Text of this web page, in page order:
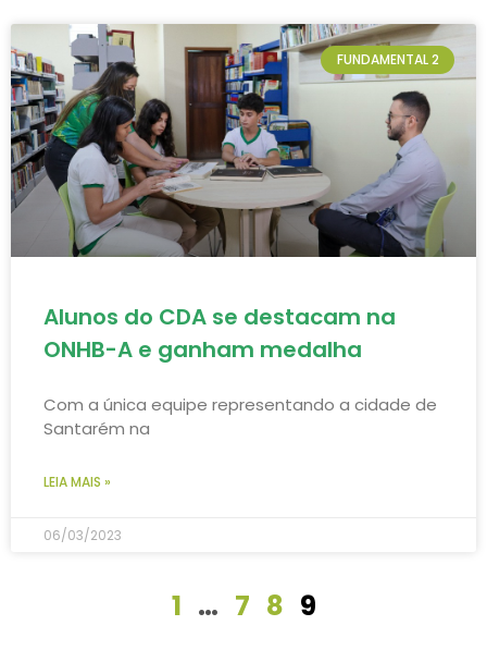
FUNDAMENTAL 2
Alunos do CDA se destacam na
ONHB-A e ganham medalha
Com a única equipe representando a cidade de
Santarém na
LEIA MAIS »
06/03/2023
1 … 7 8 9